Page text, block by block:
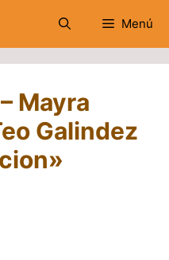
Menú
Mayra
Galindez